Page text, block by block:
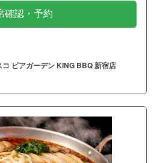
確認・予約
ビアガーデン KING BBQ 新宿店